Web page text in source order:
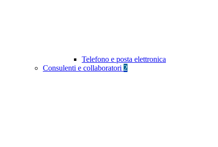
Telefono e posta elettronica
Consulenti e collaboratori 2